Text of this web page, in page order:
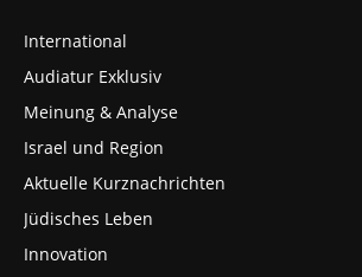
International
Audiatur Exklusiv
Meinung & Analyse
Israel und Region
Aktuelle Kurznachrichten
Jüdisches Leben
Innovation